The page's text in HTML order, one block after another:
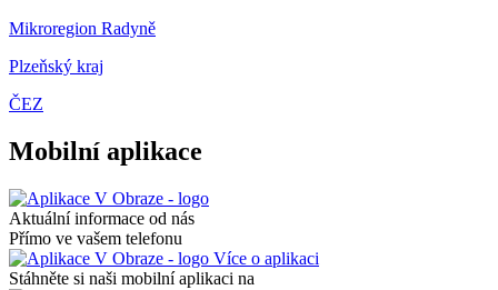
Mikroregion Radyně
Plzeňský kraj
ČEZ
Mobilní aplikace
Aktuální informace od nás
Přímo ve vašem telefonu
Více o aplikaci
Stáhněte si naši mobilní aplikaci na